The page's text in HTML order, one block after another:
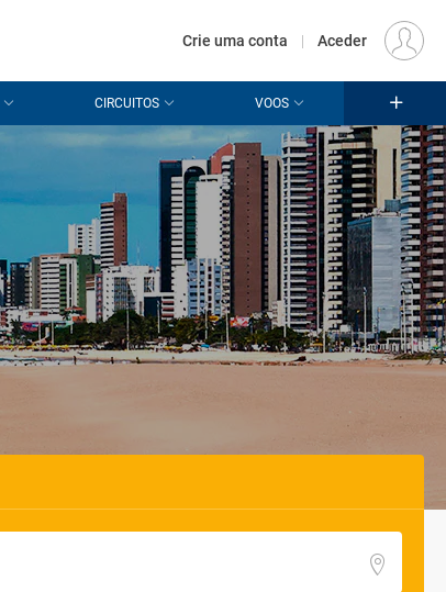
EUR
Crie uma conta | Aceder
CIRCUITOS VOOS